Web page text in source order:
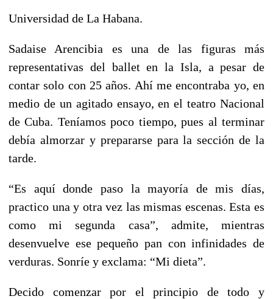
Universidad de La Habana.
Sadaise Arencibia es una de las figuras más
representativas del ballet en la Isla, a pesar de
contar solo con 25 años. Ahí me encontraba yo, en
medio de un agitado ensayo, en el teatro Nacional
de Cuba. Teníamos poco tiempo, pues al terminar
debía almorzar y prepararse para la sección de la
tarde.
“Es aquí donde paso la mayoría de mis días,
practico una y otra vez las mismas escenas. Esta es
como mi segunda casa”, admite, mientras
desenvuelve ese pequeño pan con infinidades de
verduras. Sonríe y exclama: “Mi dieta”.
Decido comenzar por el principio de todo y